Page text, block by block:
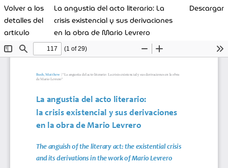
Volver a los
detalles del
artículo
La angustia del acto literario: La
crisis existencial y sus derivaciones
en la obra de Mario Levrero
Descargar